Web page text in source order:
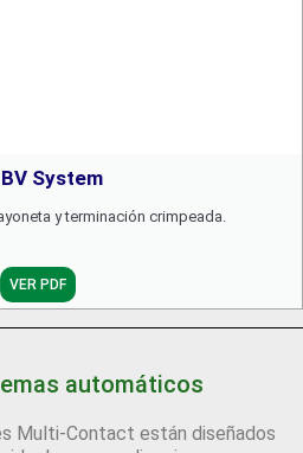
System
y terminación crimpeada.
VER PDF
automáticos
Multi-Contact están diseñados